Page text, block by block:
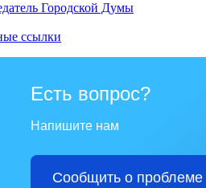
Городской Думы
ссылки
Есть вопрос?
Напишите нам
Сообщить о проблеме